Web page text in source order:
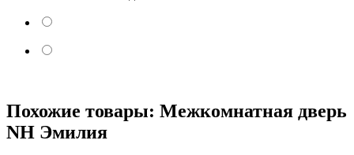
Похожие товары: Межкомнатная дверь
NH Эмилия